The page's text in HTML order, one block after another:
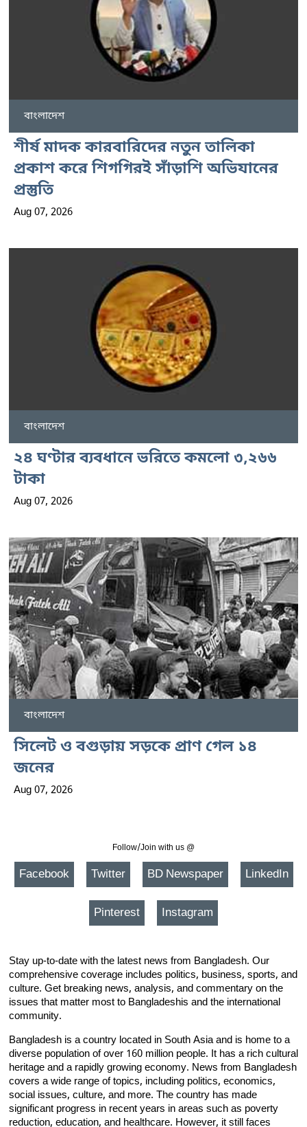
বাংলাদেশ
শীর্ষ মাদক কারবারিদের নতুন তালিকা
প্রকাশ করে শিগগিরই সাঁড়াশি অভিযানের
প্রস্তুতি
Aug 07, 2026
বাংলাদেশ
২৪ ঘণ্টার ব্যবধানে ভরিতে কমলো ৩,২৬৬
টাকা
Aug 07, 2026
বাংলাদেশ
সিলেট ও বগুড়ায় সড়কে প্রাণ গেল ১৪
জনের
Aug 07, 2026
Follow/Join with us @
Facebook Twitter BD Newspaper LinkedIn
Pinterest Instagram
Stay up-to-date with the latest news from Bangladesh. Our
comprehensive coverage includes politics, business, sports, and
culture. Get breaking news, analysis, and commentary on the
issues that matter most to Bangladeshis and the international
community.
Bangladesh is a country located in South Asia and is home to a
diverse population of over 160 million people. It has a rich cultural
heritage and a rapidly growing economy. News from Bangladesh
covers a wide range of topics, including politics, economics,
social issues, culture, and more. The country has made
significant progress in recent years in areas such as poverty
reduction, education, and healthcare. However, it still faces